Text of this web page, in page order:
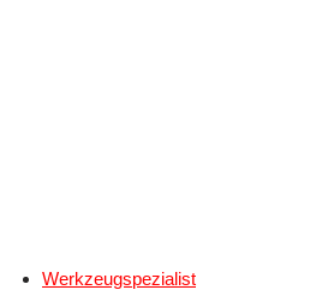
Werkzeugspezialist